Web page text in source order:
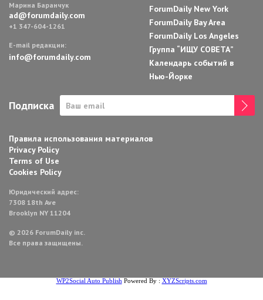
ДОМ И ЕДА
Марина Баранчук
ad@forumdaily.com
+1 347-604-1261
E-mail редакции:
info@forumdaily.com
ForumDaily New York
ForumDaily Bay Area
ForumDaily Los Angeles
Группа “ИЩУ СОВЕТА”
Календарь событий в
Нью-Йорке
Подписка
Правила использования материалов
Privacy Policy
Terms of Use
Cookies Policy
Юридический адрес:
7308 18th Ave
Brooklyn NY 11204
© 2026 ForumDaily inc.
Все права защищены.
WP2Social Auto Publish Powered By : XYZScripts.com